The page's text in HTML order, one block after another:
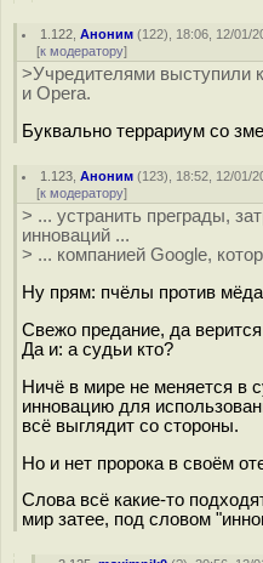
1.122 ,Аноним (122), 18:06, 12/01/
[к модератору]
>Учредителями выступили
и Opera.
Буквально террариум со
1.123 ,Аноним (123), 18:52, 12/01/
[к модератору]
> ... устранить преграды,
инноваций ...
> ... компанией Google,
Ну прям: пчёлы против
Свежо предание, да
Да и: а судьи кто?
Ничё в мире не меняется в
инновацию для
всё выглядит со стороны.
Но и нет пророка в своём
Слова всё какие-то
мир затее, под словом